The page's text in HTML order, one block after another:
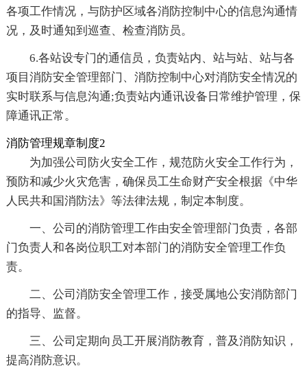
各项工作情况，与防护区域各消防控制中心的信息沟通情
况，及时通知到巡查、检查消防员。
6.各站设专门的通信员，负责站内、站与站、站与各
项目消防安全管理部门、消防控制中心对消防安全情况的
实时联系与信息沟通;负责站内通讯设备日常维护管理，保
障通讯正常。
消防管理规章制度2
为加强公司防火安全工作，规范防火安全工作行为，
预防和减少火灾危害，确保员工生命财产安全根据《中华
人民共和国消防法》等法律法规，制定本制度。
一、公司的消防管理工作由安全管理部门负责，各部
门负责人和各岗位职工对本部门的消防安全管理工作负
责。
二、公司消防安全管理工作，接受属地公安消防部门
的指导、监督。
三、公司定期向员工开展消防教育，普及消防知识，
提高消防意识。